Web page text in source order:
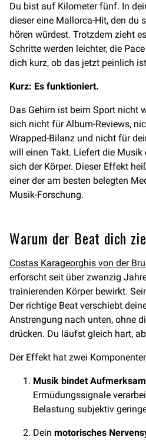
Du bist auf Kilometer fünf. In
dieser eine Mallorca-Hit, den du
hören würdest. Trotzdem zieht
Schritte werden leichter, die
dich kurz, ob das jetzt peinlich
Kurz: Es funktioniert.
Das Gehirn ist beim Sport nicht
sich nicht für Album-Reviews,
Wrapped-Bilanz und nicht für
will einen Takt. Liefert die Musik
sich der Körper. Dieser Effekt
einer der am besten belegten
Musik-Forschung.
Warum der Beat dich
Costas Karageorghis von der
erforscht seit über zwanzig
trainierenden Körper bewirkt.
Der richtige Beat verschiebt
Anstrengung nach unten, ohne
drücken. Du läufst gleich hart,
Der Effekt hat zwei
Musik bindet
Ermüdungssignale
Belastung subjektiv
Dein motorisches